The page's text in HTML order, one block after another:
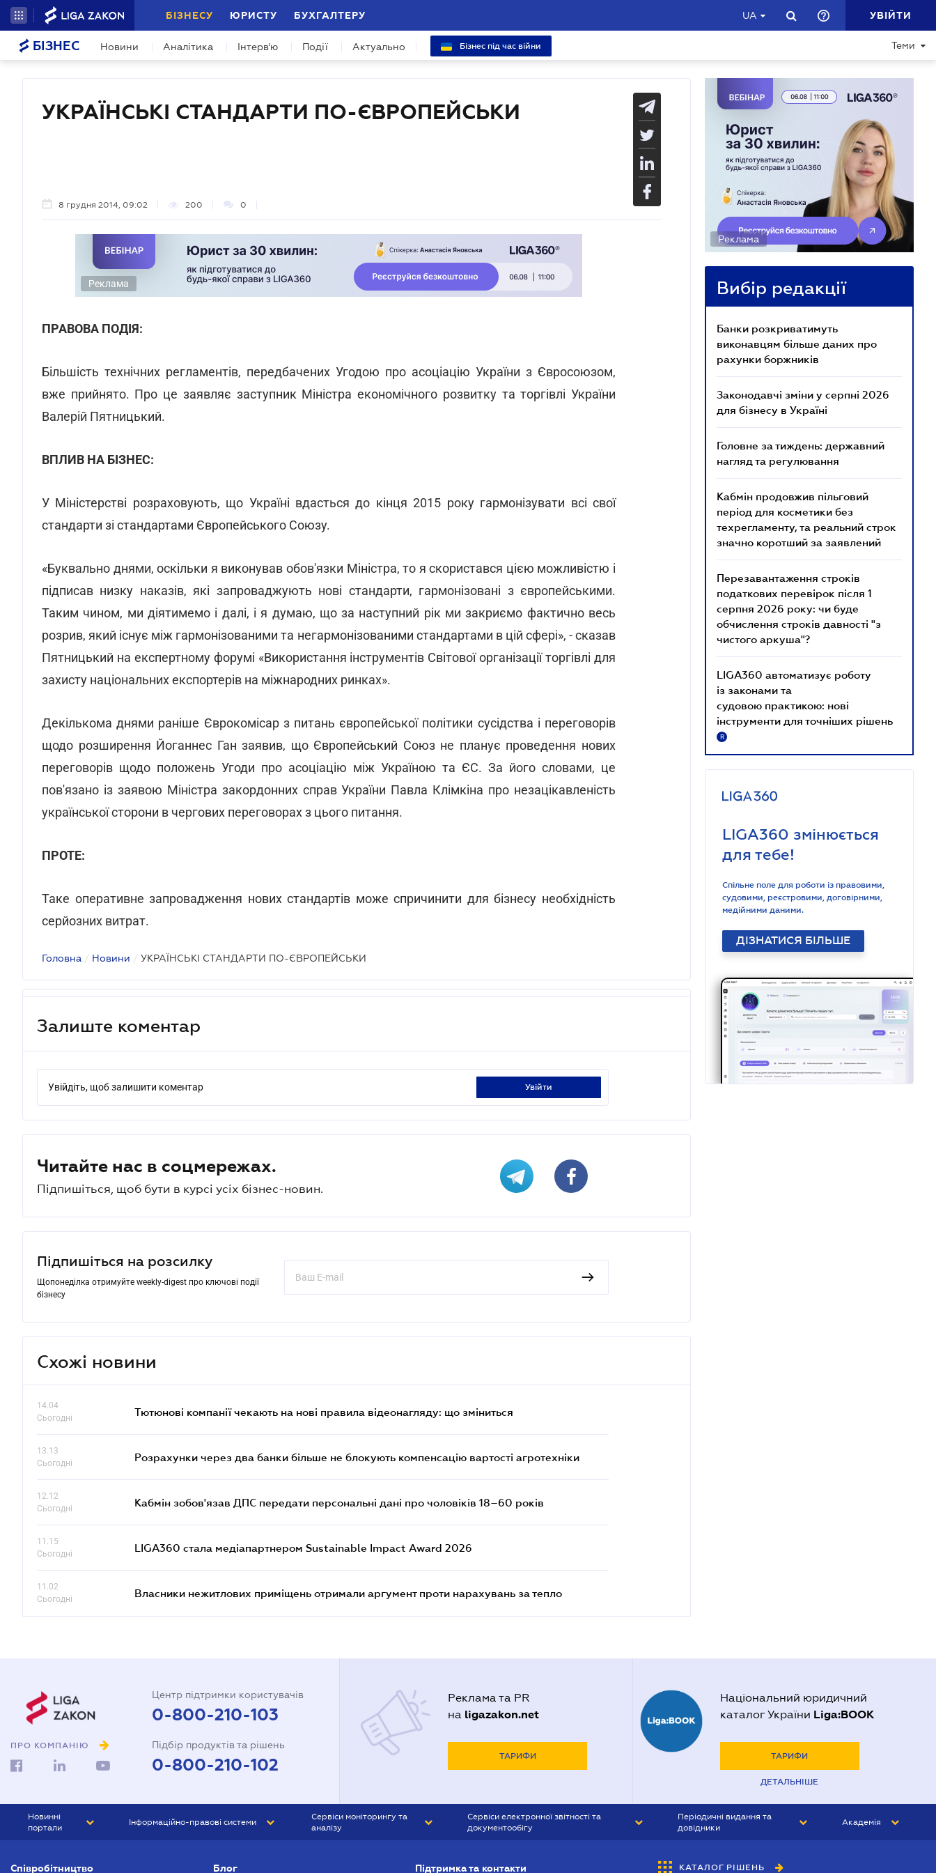
БІЗНЕСУ ЮРИСТУ БУХГАЛТЕРУ UA УВІЙТИ
БІЗНЕС Новини Аналітика Інтерв'ю Події Актуально Бізнес під час війни Теми
УКРАЇНСЬКІ СТАНДАРТИ ПО-ЄВРОПЕЙСЬКИ
8 грудня 2014, 09:02 200 0
Реклама
ПРАВОВА ПОДІЯ:
Більшість технічних регламентів, передбачених Угодою про асоціацію України з Євросоюзом,
вже прийнято. Про це заявляє заступник Міністра економічного розвитку та торгівлі України
Валерій Пятницький.
ВПЛИВ НА БІЗНЕС:
У Міністерстві розраховують, що Україні вдасться до кінця 2015 року гармонізувати всі свої
стандарти зі стандартами Європейського Союзу.
«Буквально днями, оскільки я виконував обов'язки Міністра, то я скористався цією можливістю і
підписав низку наказів, які запроваджують нові стандарти, гармонізовані з європейськими.
Таким чином, ми діятимемо і далі, і я думаю, що за наступний рік ми закриємо фактично весь
розрив, який існує між гармонізованими та негармонізованими стандартами в цій сфері», - сказав
Пятницький на експертному форумі «Використання інструментів Світової організації торгівлі для
захисту національних експортерів на міжнародних ринках».
Декількома днями раніше Єврокомісар з питань європейської політики сусідства і переговорів
щодо розширення Йоганнес Ган заявив, що Європейський Союз не планує проведення нових
переговорів щодо положень Угоди про асоціацію між Україною та ЄС. За його словами, це
пов'язано із заявою Міністра закордонних справ України Павла Клімкіна про незацікавленість
української сторони в чергових переговорах з цього питання.
ПРОТЕ:
Таке оперативне запровадження нових стандартів може спричинити для бізнесу необхідність
серйозних витрат.
Головна / Новини / УКРАЇНСЬКІ СТАНДАРТИ ПО-ЄВРОПЕЙСЬКИ
Залиште коментар
Увійдіть, щоб залишити коментар увійти
Читайте нас в соцмережах.
Підпишіться, щоб бути в курсі усіх бізнес-новин.
Підпишіться на розсилку
Щопонеділка отримуйте weekly-digest про ключові події
бізнесу
Схожі новини
14.04
Сьогодні
Тютюнові компанії чекають на нові правила відеонагляду: що зміниться
13.13
Сьогодні
Розрахунки через два банки більше не блокують компенсацію вартості агротехніки
12.12
Сьогодні
Кабмін зобов'язав ДПС передати персональні дані про чоловіків 18–60 років
11.15
Сьогодні
LIGA360 стала медіапартнером Sustainable Impact Award 2026
11.02
Сьогодні
Власники нежитлових приміщень отримали аргумент проти нарахувань за тепло
Реклама
Вибір редакції
Банки розкриватимуть
виконавцям більше даних про
рахунки боржників
Законодавчі зміни у серпні 2026
для бізнесу в Україні
Головне за тиждень: державний
нагляд та регулювання
Кабмін продовжив пільговий
період для косметики без
техрегламенту, та реальний строк
значно коротший за заявлений
Перезавантаження строків
податкових перевірок після 1
серпня 2026 року: чи буде
обчислення строків давності "з
чистого аркуша"?
LIGA360 автоматизує роботу
із законами та
судовою практикою: нові
інструменти для точніших рішень
R
LIGA360 змінюється
для тебе!
Спільне поле для роботи із правовими,
судовими, реєстровими, договірними,
медійними даними.
ДІЗНАТИСЯ БІЛЬШЕ
ПРО КОМПАНІЮ
Центр підтримки користувачів
0-800-210-103
Підбір продуктів та рішень
0-800-210-102
Реклама та PR
на ligazakon.net
ТАРИФИ
Національний юридичний
каталог України Liga:BOOK
ТАРИФИ
ДЕТАЛЬНІШЕ
Новинні
портали
Інформаційно-правові системи
Сервіси моніторингу та
аналізу
Сервіси електронної звітності та
документообігу
Періодичні видання та
довідники
Академія
Співробітництво Блог Підтримка та контакти КАТАЛОГ РІШЕНЬ